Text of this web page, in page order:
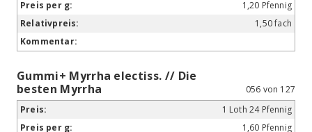
1,20 Pfennig
1,50 fach
Gummi+ Myrrha electiss. // Die
besten Myrrha
056 von 127
1 Loth 24 Pfennig
1,60 Pfennig